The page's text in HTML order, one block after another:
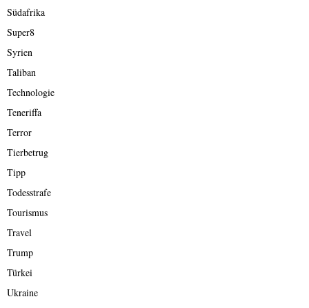
Südafrika
Super8
Syrien
Taliban
Technologie
Teneriffa
Terror
Tierbetrug
Tipp
Todesstrafe
Tourismus
Travel
Trump
Türkei
Ukraine